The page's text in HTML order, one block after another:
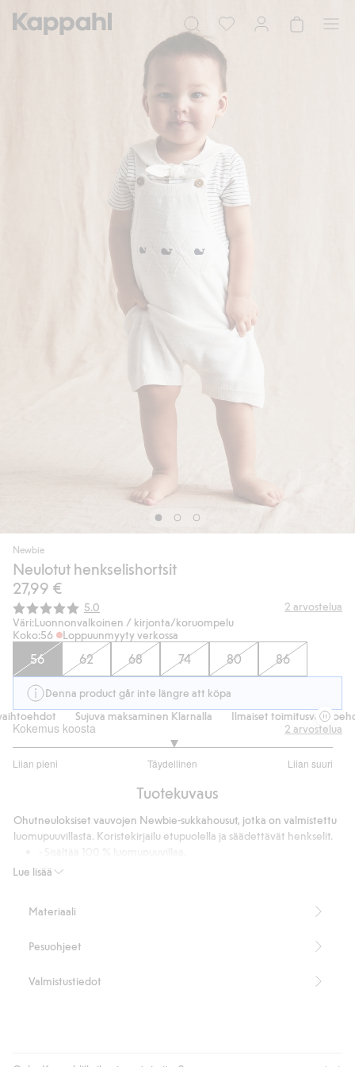
Newbie
Neulotut henkselishortsit
27,99 €
Keskimääräinen luokitus:
5.0 2 arvostelua
Väri:Luonnonvalkoinen / kirjonta/koruompelu
Koko:56 Loppuunmyyty verkossa
56 62 68 74 80 86
Denna product går inte längre att köpa
Sujuva maksaminen Klarnalla Ilmaiset toimitusvaihtoehdot
Kokemus koosta
Liian pieni Täydellinen Liian suuri
/
ääneen
2 arvostelua
Tuotekuvaus
Lue lisää
Ohutneuloksiset vauvojen Newbie-sukkahousut, jotka on valmistettu
luomupuuvillasta. Koristekirjailu etupuolella ja säädettävät henkselit.
- GOTS-sertifioitu: USB TEXT2007
Tuotenumero
Materiaali
Pesuohjeet
Valmistustiedot